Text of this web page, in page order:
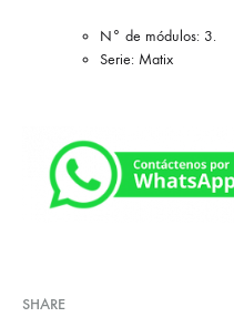
N° de módulos: 3.
Serie: Matix
SHARE